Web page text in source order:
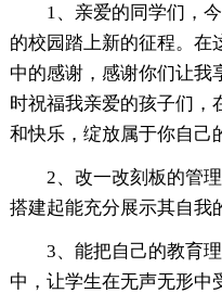
1、亲爱的同学们，
的校园踏上新的征程。在
中的感谢，感谢你们让我
时祝福我亲爱的孩子们，
和快乐，绽放属于你自己
2、改一改刻板的管
搭建起能充分展示其自我
3、能把自己的教育
中，让学生在无声无形中